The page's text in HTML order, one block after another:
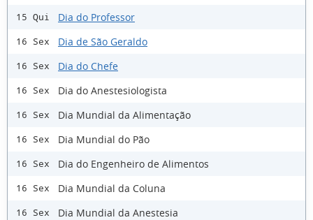
15 Qui Dia do Professor
16 Sex Dia de São Geraldo
16 Sex Dia do Chefe
16 Sex Dia do Anestesiologista
16 Sex Dia Mundial da Alimentação
16 Sex Dia Mundial do Pão
16 Sex Dia do Engenheiro de Alimentos
16 Sex Dia Mundial da Coluna
16 Sex Dia Mundial da Anestesia